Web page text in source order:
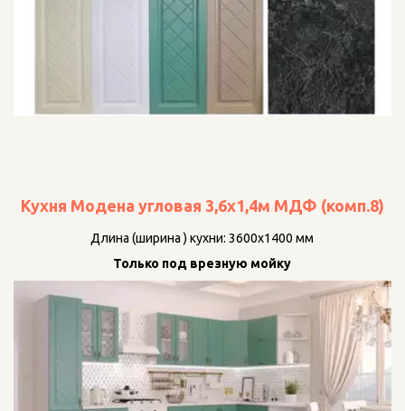
Кухня Модена угловая 3,6х1,4м МДФ (комп.8)
Длина (ширина ) кухни: 3600х1400 мм
Только под врезную мойку